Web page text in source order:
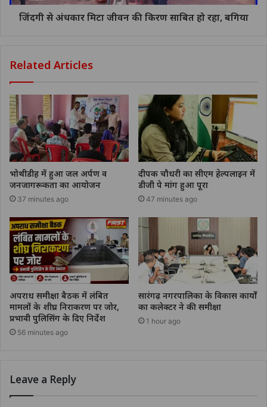
जिंदगी से अंधकार मिटा जीवन की किरण साबित हो रहा, बगिया
Related Articles
भोथीडीह में हुआ जल अर्पण व
जनजागरूकता का आयोजन
37 minutes ago
दीपक चौधरी का सीएम हेल्पलाइन में
डीजी पे मांग हुआ पूरा
47 minutes ago
अपराध समीक्षा बैठक में लंबित
मामलों के शीघ्र निराकरण पर जोर,
प्रभावी पुलिसिंग के दिए निर्देश
56 minutes ago
सारंगढ़ नगरपालिका के विकास कार्यों
का कलेक्टर ने की समीक्षा
1 hour ago
Leave a Reply